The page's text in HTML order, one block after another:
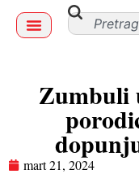
Zumbuli
mart 21, 2024